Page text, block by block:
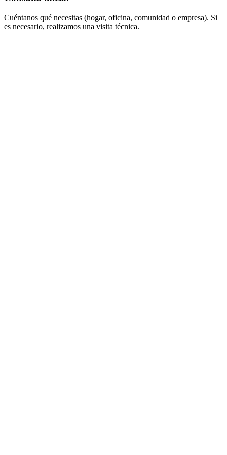
Cuéntanos qué necesitas (hogar, oficina, comunidad o empresa). Si
es necesario, realizamos una visita técnica.